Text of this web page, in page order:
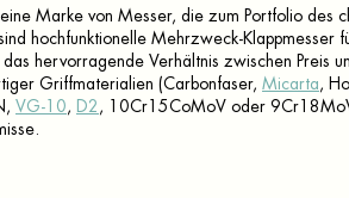
Marke von Messer, die zum Portfolio des
hochfunktionelle Mehrzweck-Klappmesser
das hervorragende Verhältnis zwischen Preis
Griffmaterialien (Carbonfaser, Micarta ,
VG-10 , D2 , 10Cr15CoMoV oder